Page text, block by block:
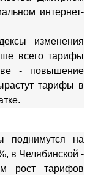
интернет-
изменения
всего тарифы
- повышение
тарифы в
поднимутся на
в Челябинской -
рост тарифов